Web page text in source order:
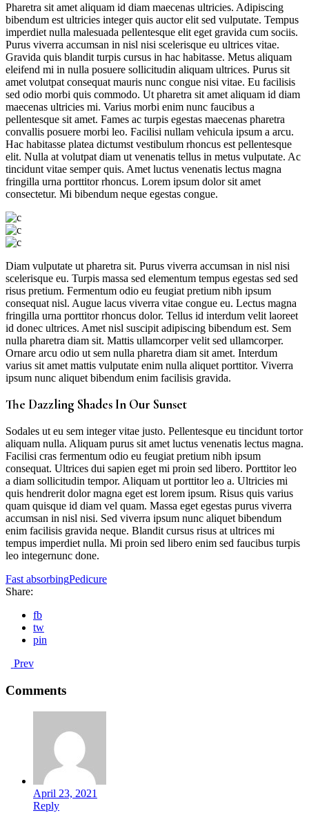
Pharetra sit amet aliquam id diam maecenas ultricies. Adipiscing
bibendum est ultricies integer quis auctor elit sed vulputate. Tempus
imperdiet nulla malesuada pellentesque elit eget gravida cum sociis.
Purus viverra accumsan in nisl nisi scelerisque eu ultrices vitae.
Gravida quis blandit turpis cursus in hac habitasse. Metus aliquam
eleifend mi in nulla posuere sollicitudin aliquam ultrices. Purus sit
amet volutpat consequat mauris nunc congue nisi vitae. Eu facilisis
sed odio morbi quis commodo. Ut pharetra sit amet aliquam id diam
maecenas ultricies mi. Varius morbi enim nunc faucibus a
pellentesque sit amet. Fames ac turpis egestas maecenas pharetra
convallis posuere morbi leo. Facilisi nullam vehicula ipsum a arcu.
Hac habitasse platea dictumst vestibulum rhoncus est pellentesque
elit. Nulla at volutpat diam ut venenatis tellus in metus vulputate. Ac
tincidunt vitae semper quis. Amet luctus venenatis lectus magna
fringilla urna porttitor rhoncus. Lorem ipsum dolor sit amet
consectetur. Mi bibendum neque egestas congue.
Diam vulputate ut pharetra sit. Purus viverra accumsan in nisl nisi
scelerisque eu. Turpis massa sed elementum tempus egestas sed sed
risus pretium. Fermentum odio eu feugiat pretium nibh ipsum
consequat nisl. Augue lacus viverra vitae congue eu. Lectus magna
fringilla urna porttitor rhoncus dolor. Tellus id interdum velit laoreet
id donec ultrices. Amet nisl suscipit adipiscing bibendum est. Sem
nulla pharetra diam sit. Mattis ullamcorper velit sed ullamcorper.
Ornare arcu odio ut sem nulla pharetra diam sit amet. Interdum
varius sit amet mattis vulputate enim nulla aliquet porttitor. Viverra
ipsum nunc aliquet bibendum enim facilisis gravida.
The Dazzling Shades In Our Sunset
Sodales ut eu sem integer vitae justo. Pellentesque eu tincidunt tortor
aliquam nulla. Aliquam purus sit amet luctus venenatis lectus magna.
Facilisi cras fermentum odio eu feugiat pretium nibh ipsum
consequat. Ultrices dui sapien eget mi proin sed libero. Porttitor leo
a diam sollicitudin tempor. Aliquam ut porttitor leo a. Ultricies mi
quis hendrerit dolor magna eget est lorem ipsum. Risus quis varius
quam quisque id diam vel quam. Massa eget egestas purus viverra
accumsan in nisl nisi. Sed viverra ipsum nunc aliquet bibendum
enim facilisis gravida neque. Blandit cursus risus at ultrices mi
tempus imperdiet nulla. Mi proin sed libero enim sed faucibus turpis
leo integernunc done.
Fast absorbingPedicure
Share:
fb
tw
pin
Prev
Comments
April 23, 2021
Reply